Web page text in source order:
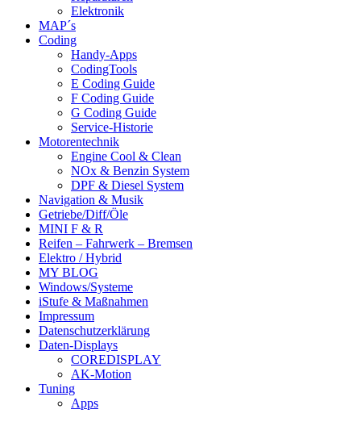
Elektronik
MAP´s
Coding
Handy-Apps
CodingTools
E Coding Guide
F Coding Guide
G Coding Guide
Service-Historie
Motorentechnik
Engine Cool & Clean
NOx & Benzin System
DPF & Diesel System
Navigation & Musik
Getriebe/Diff/Öle
MINI F & R
Reifen – Fahrwerk – Bremsen
Elektro / Hybrid
MY BLOG
Windows/Systeme
iStufe & Maßnahmen
Impressum
Datenschutzerklärung
Daten-Displays
COREDISPLAY
AK-Motion
Tuning
Apps